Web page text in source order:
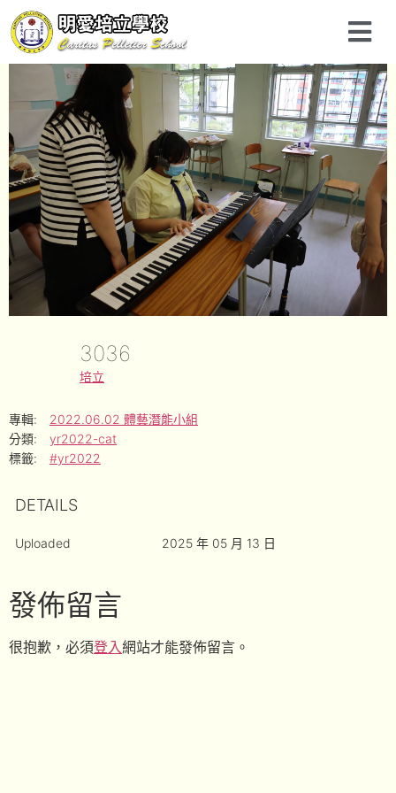
3036
培立
專輯:
2022.06.02 體藝潛能小組
分類:
yr2022-cat
標籤:
#yr2022
DETAILS
Uploaded 2025 年 05 月 13 日
發佈留言
很抱歉，必須登入網站才能發佈留言。